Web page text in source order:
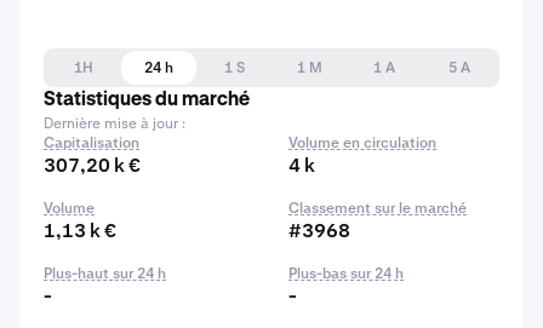
1H 24 h 1 S 1 M 1 A
5 A
Statistiques du marché
Dernière mise à jour :
Capitalisation
307,20 k €
Volume en circulation
4 k
Volume
1,13 k €
Classement sur le marché
#3968
Plus-haut sur 24 h
-
Plus-bas sur 24 h
-